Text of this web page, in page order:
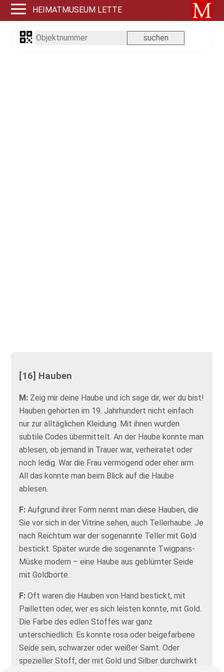
HEIMATMUSEUM LETTE
[16] Hauben
M: Zeig mir deine Haube und ich sage dir, wer du bist!
Hauben gehörten im 19. Jahrhundert nicht einfach
nur zur alltäglichen Kleidung. Mit ihnen wurden
subtile Codes übermittelt. An der Haube konnte man
ablesen, ob jemand in Trauer war, verheiratet oder
noch ledig. War die Frau vermögend oder eher arm.
All das konnte man beim Blick auf die Haube
ablesen.
F:Aufgrund ihrer Form nennt man diese Hauben, die
Sie vor sich in der Vitrine sehen, auch Tellerhaube. Je
nach Reichtum war der sogenannte Teller mit Gold
bestickt. Später wurde die sogenannte Twigpans-
Müske modern – eine Haube aus geblümter Seide
mit Goldborte.
F:Oft waren die Hauben von Hand bestickt, mit
Pailletten oder, wer es sich leisten konnte, mit Gold.
Die Farbe des edlen Stoffes war ganz
unterschiedlich: Es konnte rosa oder beigefarbene
Seide sein, schwarzer oder weißer Samt. Oder
spezieller Stoff, der mit Gold und Silber durchwirkt